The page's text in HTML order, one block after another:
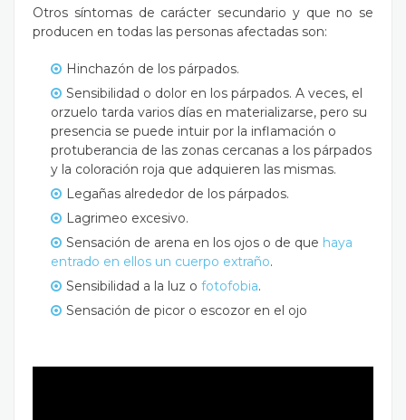
Otros síntomas de carácter secundario y que no se
producen en todas las personas afectadas son:
Hinchazón de los párpados.
Sensibilidad o dolor en los párpados. A veces, el
orzuelo tarda varios días en materializarse, pero su
presencia se puede intuir por la inflamación o
protuberancia de las zonas cercanas a los párpados
y la coloración roja que adquieren las mismas.
Legañas alrededor de los párpados.
Lagrimeo excesivo.
Sensación de arena en los ojos o de que haya
entrado en ellos un cuerpo extraño.
Sensibilidad a la luz o fotofobia.
Sensación de picor o escozor en el ojo